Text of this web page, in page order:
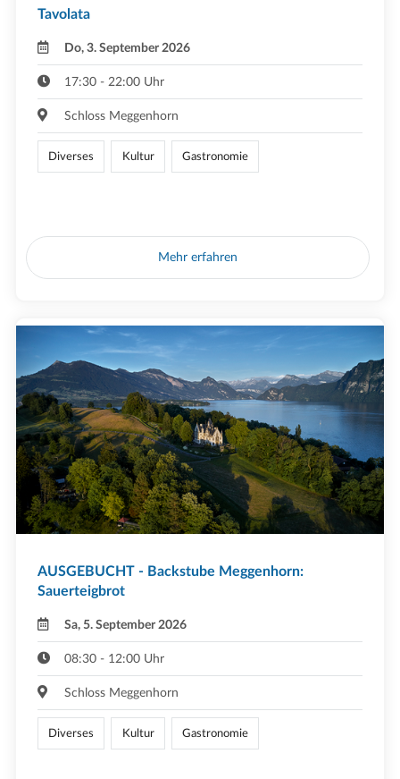
Tavolata
Do, 3. September 2026
17:30 - 22:00 Uhr
Schloss Meggenhorn
Diverses Kultur Gastronomie
Mehr erfahren
AUSGEBUCHT - Backstube Meggenhorn:
Sauerteigbrot
Sa, 5. September 2026
08:30 - 12:00 Uhr
Schloss Meggenhorn
Diverses Kultur Gastronomie